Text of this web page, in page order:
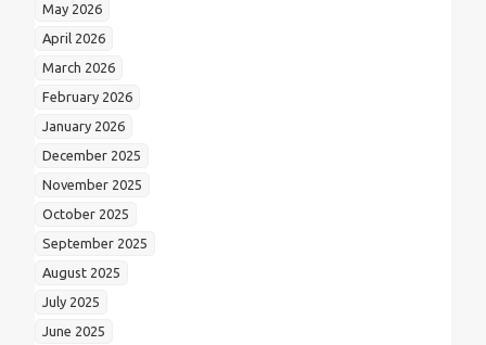
May 2026
April 2026
March 2026
February 2026
January 2026
December 2025
November 2025
October 2025
September 2025
August 2025
July 2025
June 2025